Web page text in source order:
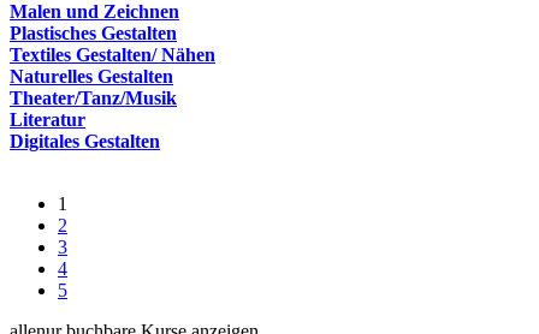
Malen und Zeichnen
Plastisches Gestalten
Textiles Gestalten/ Nähen
Naturelles Gestalten
Theater/Tanz/Musik
Literatur
Digitales Gestalten
1
2
3
4
5